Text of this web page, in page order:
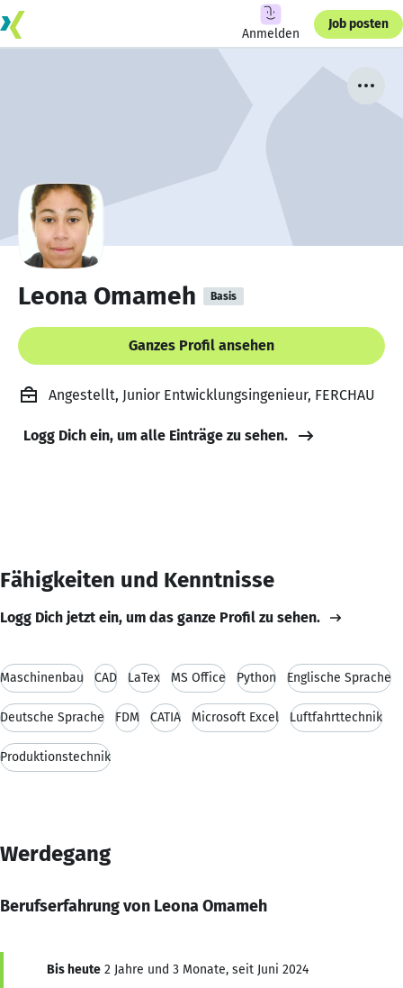
Anmelden
Job posten
Leona Omameh Basis
Ganzes Profil ansehen
Angestellt, Junior Entwicklungsingenieur, FERCHAU
Logg Dich ein, um alle Einträge zu sehen.
Fähigkeiten und Kenntnisse
Logg Dich jetzt ein, um das ganze Profil zu sehen.
Maschinenbau CAD LaTex MS Office Python Englische Sprache
Deutsche Sprache FDM CATIA Microsoft Excel Luftfahrttechnik
Produktionstechnik
Werdegang
Berufserfahrung von Leona Omameh
Bis heute 2 Jahre und 3 Monate, seit Juni 2024